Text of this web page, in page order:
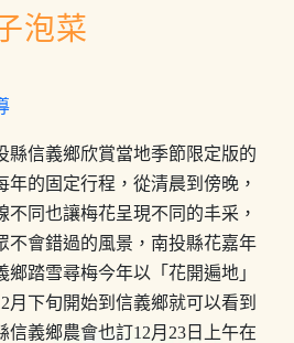
泡菜
縣信義鄉欣賞當地季節限定版的
年的固定行程，從清晨到傍晚，
不同也讓梅花呈現不同的丰采，
不會錯過的風景，南投縣花嘉年
踏雪尋梅今年以「花開遍地」
月下旬開始到信義鄉就可以看到
信義鄉農會也訂12月23日上午在